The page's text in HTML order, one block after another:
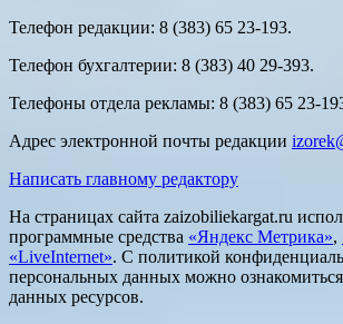
Телефон редакции: 8 (383) 65 23-193.
Телефон бухгалтерии: 8 (383) 40 29-393.
Телефоны отдела рекламы: 8 (383) 65 23-
Адрес электронной почты редакции
Написать главному редактору
На страницах сайта zaizobiliekargat.ru
программные средства «Яндекс Метрика»,
«LiveInternet». С политикой
персональных данных можно
данных ресурсов.